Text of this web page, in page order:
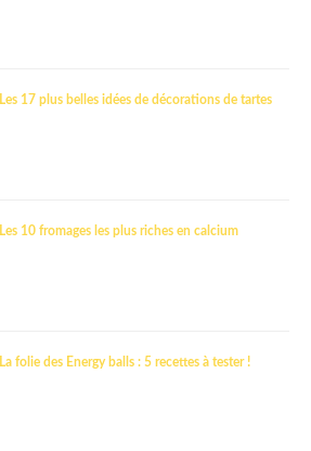
Les 17 plus belles idées de décorations de tartes
Les 10 fromages les plus riches en calcium
La folie des Energy balls : 5 recettes à tester !